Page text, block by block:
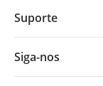
Suporte
Siga-nos